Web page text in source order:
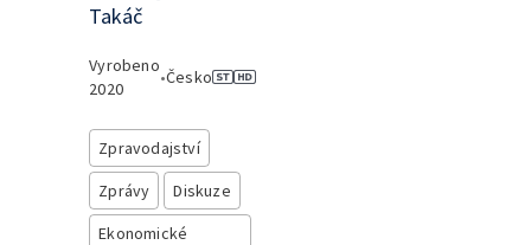
Takáč
Vyrobeno
2020
•Česko
Zpravodajství
Zprávy
Diskuze
Ekonomické